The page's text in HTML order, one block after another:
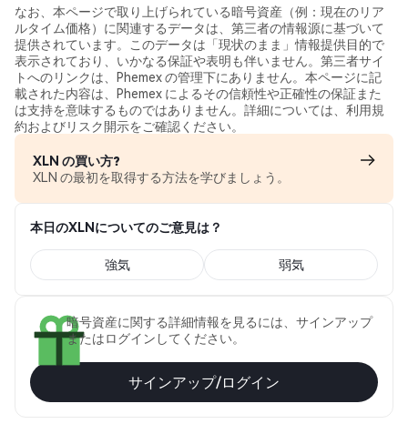
なお、本ページで取り上げられている暗号資産（例：現在のリア
ルタイム価格）に関連するデータは、第三者の情報源に基づいて
提供されています。このデータは「現状のまま」情報提供目的で
表示されており、いかなる保証や表明も伴いません。第三者サイ
トへのリンクは、Phemex の管理下にありません。本ページに記
載された内容は、Phemex によるその信頼性や正確性の保証また
は支持を意味するものではありません。詳細については、利用規
約およびリスク開示をご確認ください。
XLN の買い方?
XLN の最初を取得する方法を学びましょう。
本日のXLNについてのご意見は？
強気 弱気
暗号資産に関する詳細情報を見るには、サインアップ
またはログインしてください。
サインアップ/ログイン